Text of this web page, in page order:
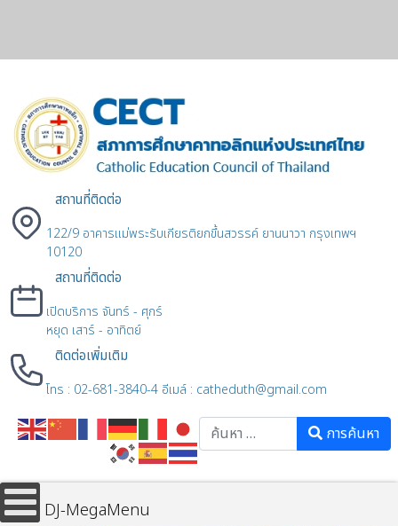
สถานที่ติดต่อ
122/9 อาคารแม่พระรับเกียรติยกขึ้นสวรรค์ ยานนาวา กรุงเทพฯ
10120
สถานที่ติดต่อ
เปิดบริการ จันทร์ - ศุกร์
หยุด เสาร์ - อาทิตย์
ติดต่อเพิ่มเติม
โทร : 02-681-3840-4 อีเมล์ : catheduth@gmail.com
Searchการค้นหา
DJ-MegaMenu